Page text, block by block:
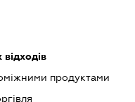
продуктами